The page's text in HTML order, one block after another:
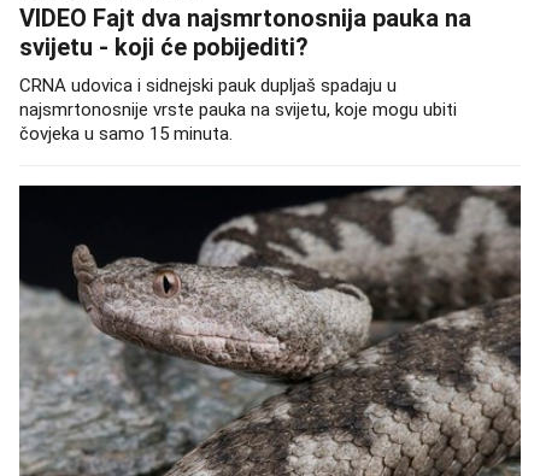
VIDEO Fajt dva najsmrtonosnija pauka na
svijetu - koji će pobijediti?
CRNA udovica i sidnejski pauk dupljaš spadaju u
najsmrtonosnije vrste pauka na svijetu, koje mogu ubiti
čovjeka u samo 15 minuta.